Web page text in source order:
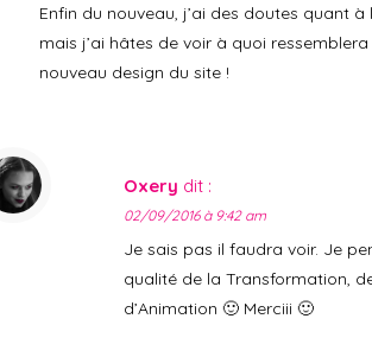
Enfin du nouveau, j’ai des doutes quant
mais j’ai hâtes de voir à quoi
nouveau design du site !
Oxery dit :
02/09/2016 à 9:42 am
Je sais pas il faudra voir. Je
qualité de la Transformation,
d’Animation 🙂 Merciii 🙂